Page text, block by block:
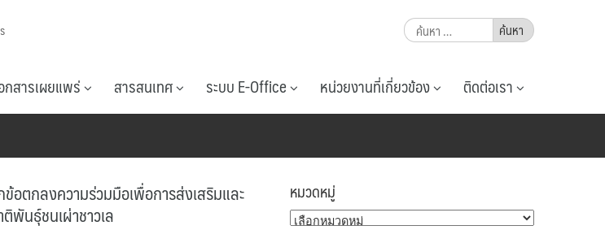
ค้นหา
สำหรับ:
กสารเผยแพร่ สารสนเทศ ระบบ E-Office หน่วยงานที่เกี่ยวข้อง ติดต่อเรา
อตกลงความร่วมมือเพื่อการส่งเสริมและ
นธุ์ชนเผ่าชาวเล
หมวดหมู่
หมวด